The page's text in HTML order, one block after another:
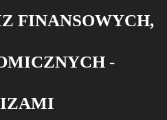
FINANSOWYCH,
-